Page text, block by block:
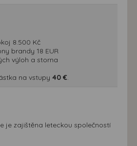
8.500 Kč
brandy 18 EUR
výloh a storna
na vstupy 40 €
je zajištěna leteckou společností